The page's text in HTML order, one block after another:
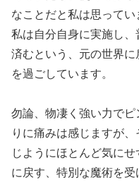
なことだと私は思ってい
私は自分自身に実施し
済むという、元の世界
を過ごしています。
勿論、物凄く強い力で
りに痛みは感じますが
じようにほとんど気に
に戻す、特別な魔術を